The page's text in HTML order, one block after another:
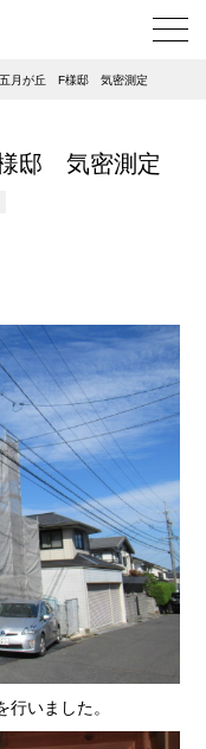
メ
ニ
ー
く
五月が丘 F様邸 気密測定
邸 気密測定
いました。